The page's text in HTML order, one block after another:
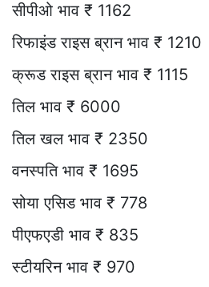
सीपीओ भाव ₹ 1162
रिफाइंड राइस ब्रान भाव ₹ 1210
क्रूड राइस ब्रान भाव ₹ 1115
तिल भाव ₹ 6000
तिल खल भाव ₹ 2350
वनस्पति भाव ₹ 1695
सोया एसिड भाव ₹ 778
पीएफएडी भाव ₹ 835
स्टीयरिन भाव ₹ 970